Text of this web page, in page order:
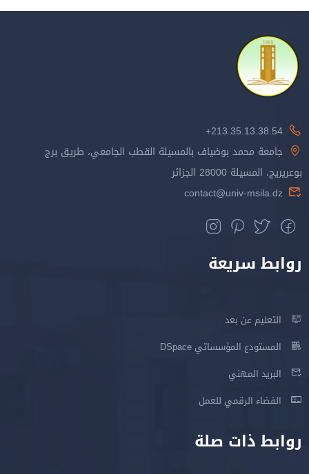
213.35.13.38.54+
جامعة محمد بوضياف بالمسيلة القطب الجامعي، طريق برج
بوعريريج، المسيلة 28000 الجزائر
contact@univ-msila.dz
روابط سريعة
التعليم عن بعد
المستودع المؤسساتي DSpace
البريد المهني
الفضاء الرقمي للعمل
روابط ذات صلة